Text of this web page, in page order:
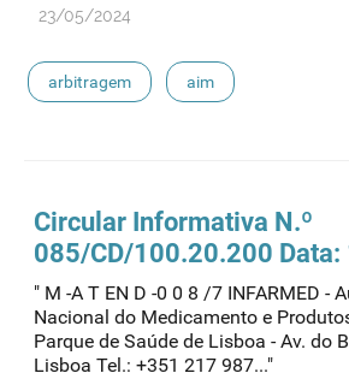
23/05/2024
arbitragem aim
Circular Informativa N.º
085/CD/100.20.200
" M -A T EN D -0 0 8 /7 INFARMED -
Nacional do Medicamento e
Parque de Saúde de Lisboa - Av. do
Lisboa Tel.: +351 217 987..."